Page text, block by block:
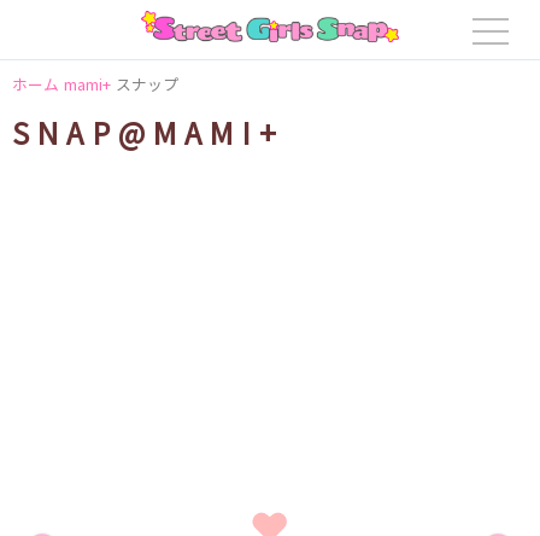
ホーム mami+ スナップ
SNAP@MAMI+